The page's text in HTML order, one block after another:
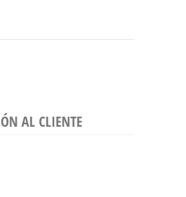
AL CLIENTE